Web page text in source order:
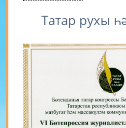
Татар рухы